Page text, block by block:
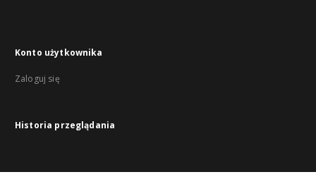
Konto użytkownika
Zaloguj się
Historia przeglądania